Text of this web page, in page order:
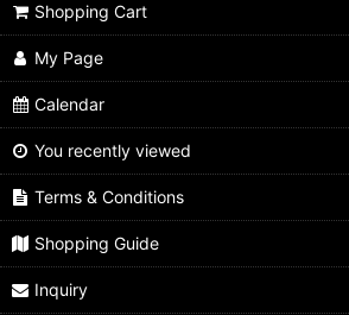
Shopping Cart
My Page
Calendar
You recently viewed
Terms & Conditions
Shopping Guide
Inquiry